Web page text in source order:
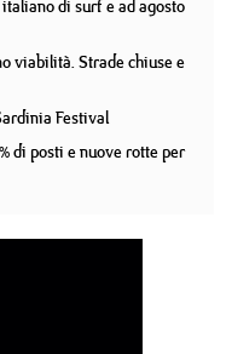
di surf e ad agosto
viabilità. Strade chiuse e
Festival
di posti e nuove rotte per